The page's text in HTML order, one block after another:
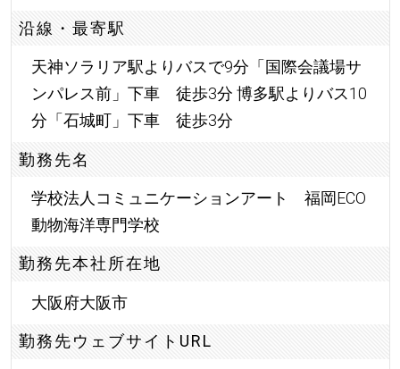
沿線・最寄駅
天神ソラリア駅よりバスで9分「国際会議場サ
ンパレス前」下車 徒歩3分 博多駅よりバス10
分「石城町」下車 徒歩3分
勤務先名
学校法人コミュニケーションアート 福岡ECO
動物海洋専門学校
勤務先本社所在地
大阪府大阪市
勤務先ウェブサイトURL